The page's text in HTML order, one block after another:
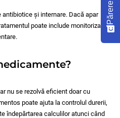
și internare. Dacă apar
poate include monitorizare
nu se rezolvă eficient doar cu
poate ajuta la controlul durerii,
îndepărtarea calculilor atunci când
Părere